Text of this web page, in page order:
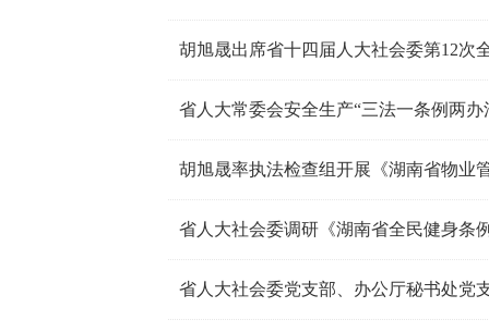
胡旭晟出席省十四届人大社会委第12次
省人大常委会安全生产“三法一条例两
胡旭晟率执法检查组开展《湖南省物业
省人大社会委调研《湖南省全民健身条